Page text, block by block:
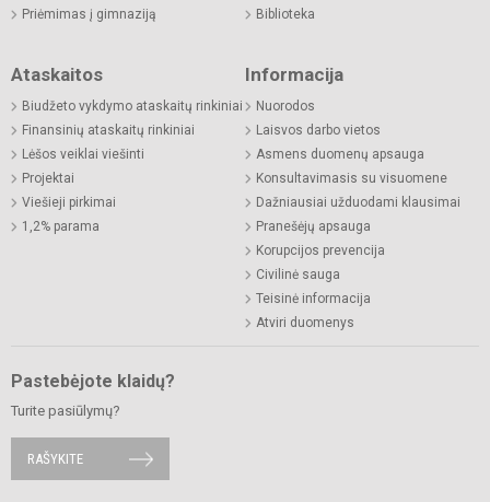
Priėmimas į gimnaziją
Biblioteka
Ataskaitos
Biudžeto vykdymo ataskaitų rinkiniai
Finansinių ataskaitų rinkiniai
Lėšos veiklai viešinti
Projektai
Viešieji pirkimai
1,2% parama
Informacija
Nuorodos
Laisvos darbo vietos
Asmens duomenų apsauga
Konsultavimasis su visuomene
Dažniausiai užduodami klausimai
Pranešėjų apsauga
Korupcijos prevencija
Civilinė sauga
Teisinė informacija
Atviri duomenys
Pastebėjote klaidų?
Turite pasiūlymų?
RAŠYKITE